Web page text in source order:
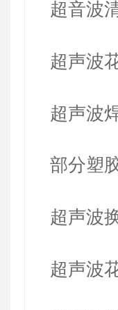
超音波
超声波
超声波
部分塑
超声波
超声波